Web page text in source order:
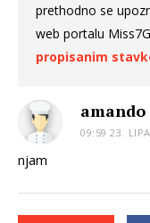
prethodno se
web portalu
propisanim
amando
09:59 23.
njam